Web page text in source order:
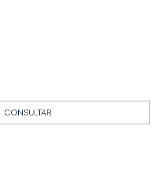
CONSULTAR